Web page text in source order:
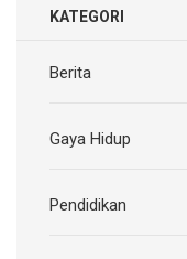
KATEGORI
Berita
Gaya Hidup
Pendidikan